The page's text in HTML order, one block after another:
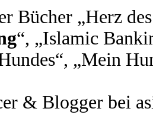
Bücher „Herz
“, „Islamic
„Mein
& Blogger bei